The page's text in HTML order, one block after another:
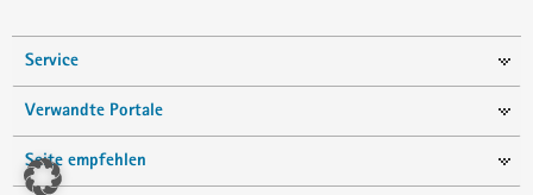
Service
Verwandte Portale
Seite empfehlen